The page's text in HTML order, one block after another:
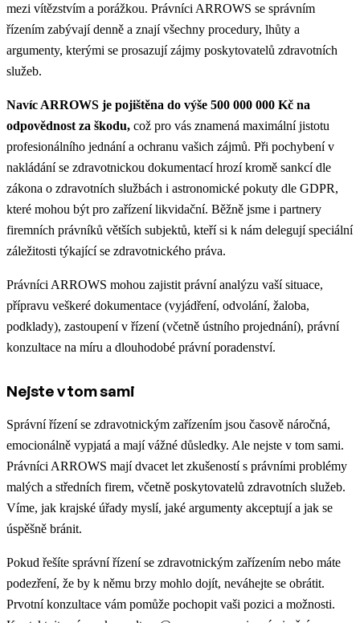
mezi vítězstvím a porážkou. Právníci ARROWS se správním
řízením zabývají denně a znají všechny procedury, lhůty a
argumenty, kterými se prosazují zájmy poskytovatelů zdravotních
služeb.
Navíc ARROWS je pojištěna do výše 500 000 000 Kč na
odpovědnost za škodu, což pro vás znamená maximální jistotu
profesionálního jednání a ochranu vašich zájmů. Při pochybení v
nakládání se zdravotnickou dokumentací hrozí kromě sankcí dle
zákona o zdravotních službách i astronomické pokuty dle GDPR,
které mohou být pro zařízení likvidační. Běžně jsme i partnery
firemních právníků větších subjektů, kteří si k nám delegují speciální
záležitosti týkající se zdravotnického práva.
Právníci ARROWS mohou zajistit právní analýzu vaší situace,
přípravu veškeré dokumentace (vyjádření, odvolání, žaloba,
podklady), zastoupení v řízení (včetně ústního projednání), právní
konzultace na míru a dlouhodobé právní poradenství.
Nejste v tom sami
Správní řízení se zdravotnickým zařízením jsou časově náročná,
emocionálně vypjatá a mají vážné důsledky. Ale nejste v tom sami.
Právníci ARROWS mají dvacet let zkušeností s právními problémy
malých a středních firem, včetně poskytovatelů zdravotních služeb.
Víme, jak krajské úřady myslí, jaké argumenty akceptují a jak se
úspěšně bránit.
Pokud řešíte správní řízení se zdravotnickým zařízením nebo máte
podezření, že by k němu brzy mohlo dojít, neváhejte se obrátit.
Prvotní konzultace vám pomůže pochopit vaši pozici a možnosti.